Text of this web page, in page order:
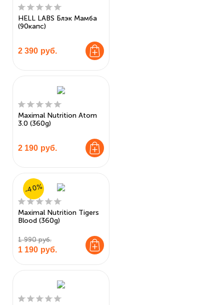
HELL LABS Блэк Мамба
(90капс)
2 390 руб.
Maximal Nutrition Atom
3.0 (360g)
2 190 руб.
Maximal Nutrition Tigers
Blood (360g)
1 990 руб.
1 190 руб.
-40%